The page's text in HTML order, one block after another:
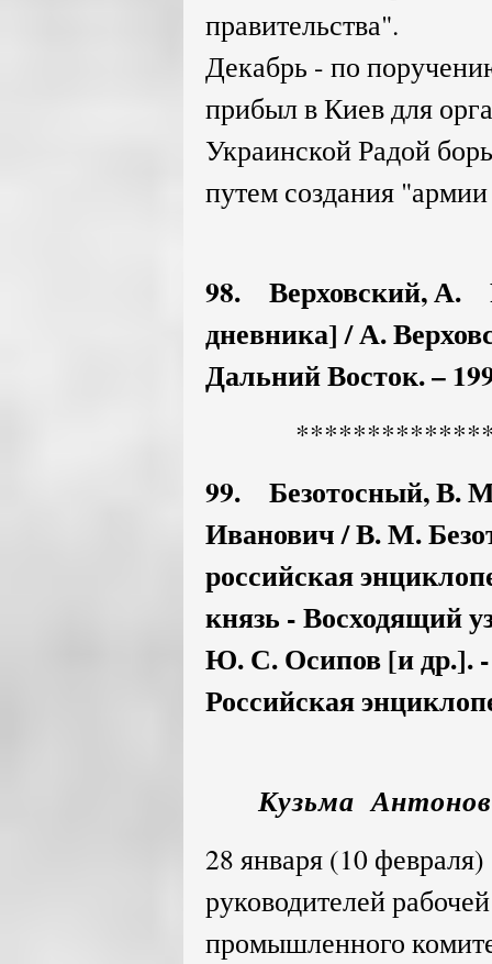
правительства".
Декабрь - по
прибыл в Киев для
Украинской Радой
путем создания
98. Верховский, А.
дневника] / А.
Дальний Восток. –
99. Безотосный, В.
Иванович / В. М.
российская
князь - Восходящий
Ю. С. Осипов [и др.].
Российская
Кузьма
28 января (10
руководителей
промышленного